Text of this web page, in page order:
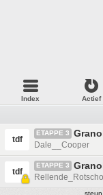
Index Actief
tdf
ETAPPE 3
Dale__Cooper
tdf
ETAPPE 3